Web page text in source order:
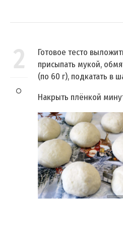
2
Готовое тесто
присыпать мукой,
(по 60 г), подкатать в
Накрыть плёнкой